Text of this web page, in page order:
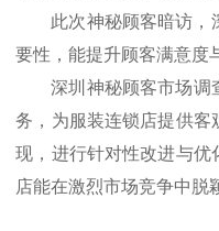
此次神秘顾客暗访，
要性，能提升顾客满意度
深圳神秘顾客市场调
务，为服装连锁店提供客
现，进行针对性改进与优
店能在激烈市场竞争中脱